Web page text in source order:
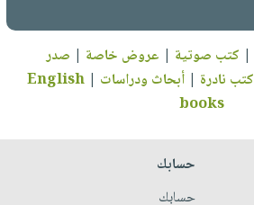
| كتب صوتية | عروض خاصة | صدر
كتب نادرة |أبحاث ودراسات |
English
books
حسابك
حسابك